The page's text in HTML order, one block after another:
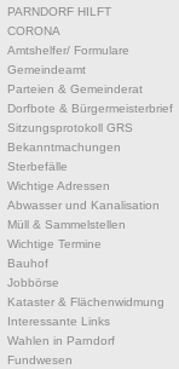
PARNDORF HILFT
CORONA
Amtshelfer/ Formulare
Gemeindeamt
Parteien & Gemeinderat
Dorfbote & Bürgermeisterbrief
Sitzungsprotokoll GRS
Bekanntmachungen
Sterbefälle
Wichtige Adressen
Abwasser und Kanalisation
Müll & Sammelstellen
Wichtige Termine
Bauhof
Jobbörse
Kataster & Flächenwidmung
Interessante Links
Wahlen in Parndorf
Fundwesen